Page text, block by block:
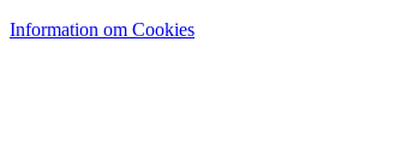
Information om Cookies